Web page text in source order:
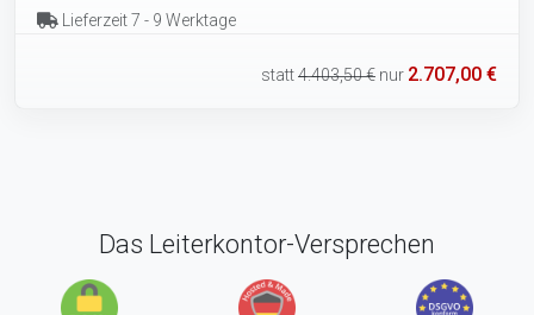
Lieferzeit 7 - 9 Werktage
statt4.403,50 € nur 2.707,00 €
Das Leiterkontor-Versprechen